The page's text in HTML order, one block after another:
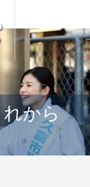
れから